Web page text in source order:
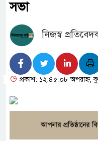
সভা
নিজস্ব
প্রকাশ: ১২:৪৫:০৮ অপরাহ্ন,